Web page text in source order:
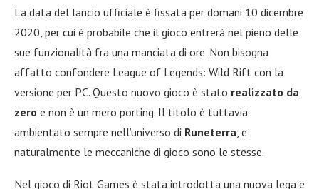
La data del lancio ufficiale è fissata per domani 10 dicembre
2020, per cui è probabile che il gioco entrerà nel pieno delle
sue funzionalità fra una manciata di ore. Non bisogna
affatto confondere League of Legends: Wild Rift con la
versione per PC. Questo nuovo gioco è stato realizzato da
zero e non è un mero porting. Il titolo è tuttavia
ambientato sempre nell’universo di Runeterra, e
naturalmente le meccaniche di gioco sono le stesse.
Nel gioco di Riot Games è stata introdotta una nuova lega e